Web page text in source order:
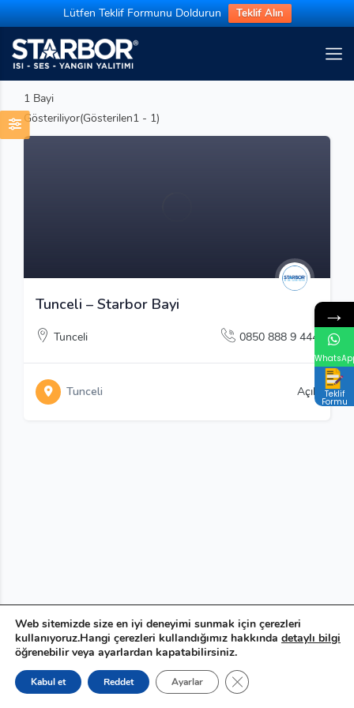
Lütfen Teklif Formunu Doldurun Teklif Alın
1 Bayi
Gösteriliyor(Gösterilen1 - 1)
Tunceli – Starbor Bayi
Tunceli 0850 888 9 444
Tunceli Açık
Web sitemizde size en iyi deneyimi sunmak için çerezleri
kullanıyoruz.Hangi çerezleri kullandığımız hakkında detaylı bilgi
öğrenebilir veya ayarlardan kapatabilirsiniz.
Kabul et Reddet Ayarlar GDPR çerez şeridini
→
Teklif
Formu